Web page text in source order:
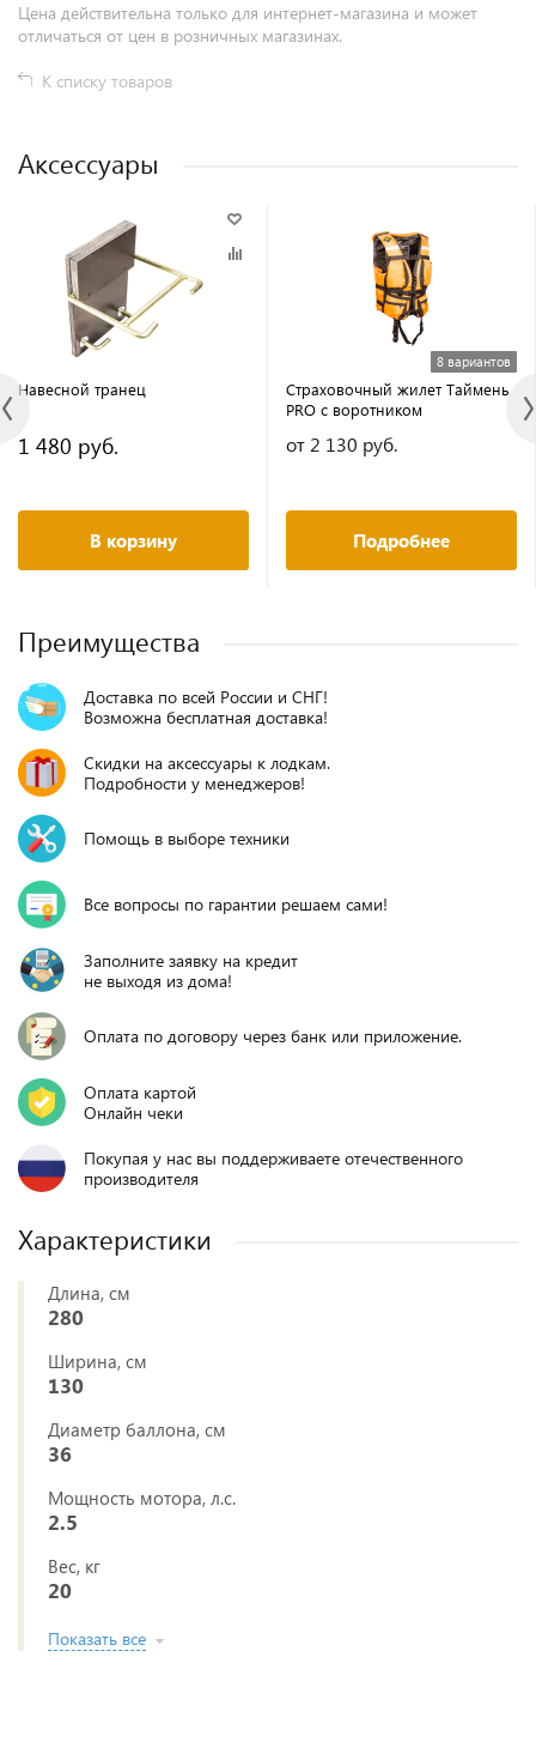
Цена действительна только для интернет-магазина и может
отличаться от цен в розничных магазинах.
К списку товаров
Аксессуары
Навесной транец
1 480 руб.
В корзину
8 вариантов
Страховочный жилет Таймень
PRO c воротником
от 2 130 руб.
Подробнее
Преимущества
Доставка по всей России и СНГ!
Возможна бесплатная доставка!
Скидки на аксессуары к лодкам.
Подробности у менеджеров!
Помощь в выборе техники
Все вопросы по гарантии решаем сами!
Заполните заявку на кредит
не выходя из дома!
Оплата по договору через банк или приложение.
Оплата картой
Онлайн чеки
Покупая у нас вы поддерживаете отечественного
производителя
Характеристики
Длина, см
280
Ширина, см
130
Диаметр баллона, см
36
Мощность мотора, л.с.
2.5
Вес, кг
20
Показать все